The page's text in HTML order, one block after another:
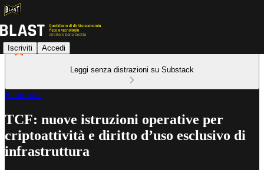
Iscriviti Accedi
Leggi senza distrazioni su Substack
Economia
TCF: nuove istruzioni operative per
criptoattività e diritto d’uso esclusivo di
infrastruttura